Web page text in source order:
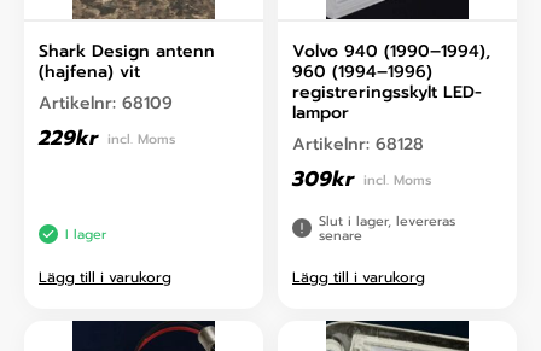
Shark Design antenn
(hajfena) vit
Artikelnr: 68109
229kr incl. Moms
I lager
Lägg till i varukorg
Volvo 940 (1990–1994),
960 (1994–1996)
registreringsskylt LED-
lampor
Artikelnr: 68128
309kr incl. Moms
Slut i lager, levereras
senare
Lägg till i varukorg